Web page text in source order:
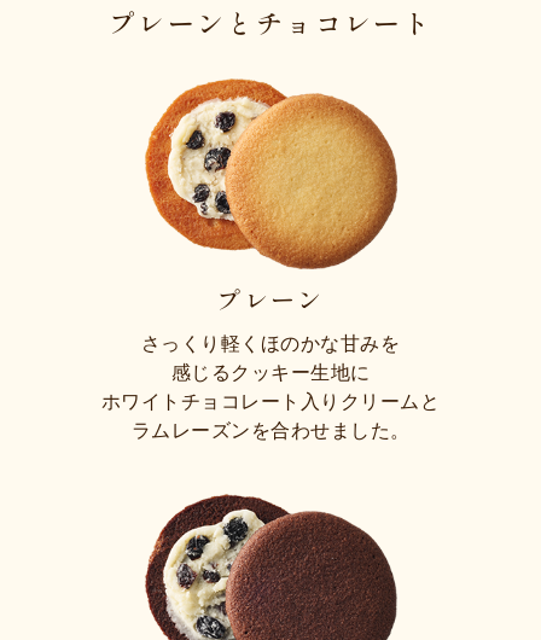
プレーンとチョコレート
プレーン
さっくり軽くほのかな甘みを
感じるクッキー生地に
ホワイトチョコレート入りクリームと
ラムレーズンを合わせました。